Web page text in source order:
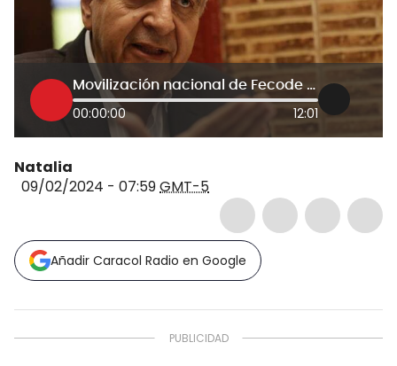
Movilización nacional de Fecode fue en defensa propia: Luis Eduardo Garzón
00:00:00 12:01
Natalia
09/02/2024 - 07:59GMT-5
Añadir Caracol Radio en Google